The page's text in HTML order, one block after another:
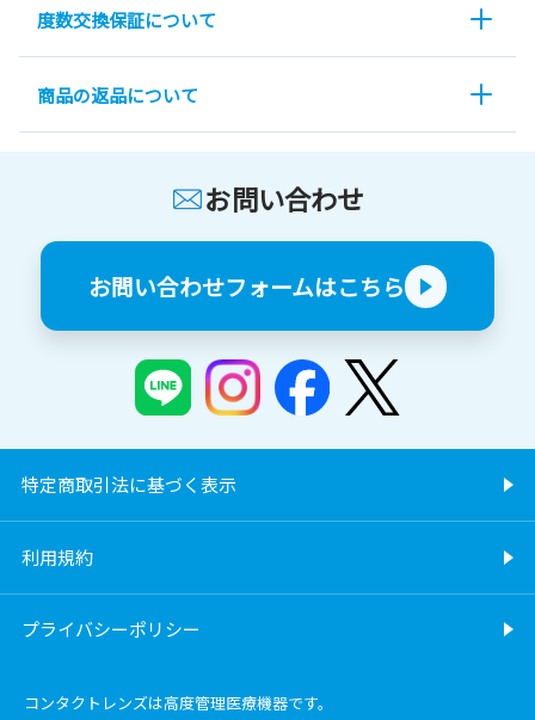
度数交換保証について
商品の返品について
お問い合わせ
お問い合わせフォームはこちら
特定商取引法に基づく表示
利用規約
プライバシーポリシー
コンタクトレンズは高度管理医療機器です。